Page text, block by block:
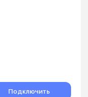
Подключить